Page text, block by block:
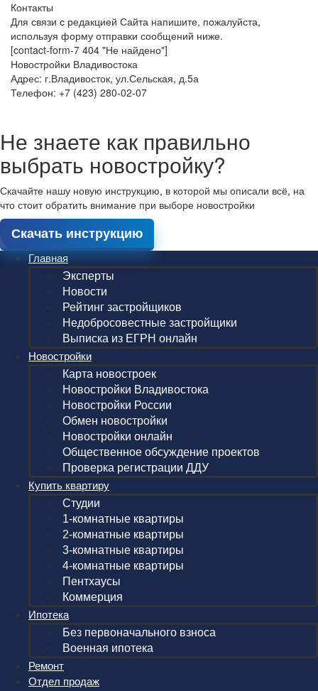
Контакты
Для связи с редакцией Сайта напишите, пожалуйста,
используя форму отправки сообщений ниже.
[contact-form-7 404 "Не найдено"]
Новостройки Владивостока
Адрес: г.Владивосток, ул.Сельская, д.5а
Телефон: +7 (423) 280-02-07
Не знаете как правильно
выбрать новостройку?
Скачайте нашу новую инструкцию, в которой мы описали всё, на
что стоит обратить внимание при выборе новостройки
Скачать инструкцию
Главная
Эксперты
Новости
Рейтинг застройщиков
Недобросовестные застройщики
Выписка из ЕГРН онлайн
Новостройки
Карта новостроек
Новостройки Владивостока
Новостройки России
Обмен новостройки
Новостройки онлайн
Общественное обсуждение проектов
Проверка регистрации ДДУ
Купить квартиру
Студии
1-комнатные квартиры
2-комнатные квартиры
3-комнатные квартиры
4-комнатные квартиры
Пентхаусы
Коммерция
Ипотека
Без первоначального взноса
Военная ипотека
Ремонт
Отдел продаж